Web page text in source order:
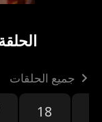
الحلقة 14 - التعلق بجنون
جميع الحلقات
18